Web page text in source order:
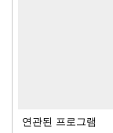
연관된 프로그램